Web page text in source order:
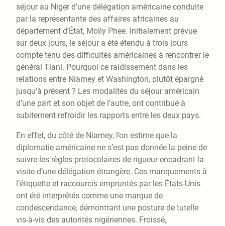
séjour au Niger d’une délégation américaine conduite
par la représentante des affaires africaines au
département d’État, Molly Phee. Initialement prévue
sur deux jours, le séjour a été étendu à trois jours
compte tenu des difficultés américaines à rencontrer le
général Tiani. Pourquoi ce raidissement dans les
relations entre Niamey et Washington, plutôt épargné
jusqu’à présent ? Les modalités du séjour américain
d’une part et son objet de l’autre, ont contribué à
subitement refroidir les rapports entre les deux pays.
En effet, du côté de Niamey, l’on estime que la
diplomatie américaine ne s’est pas donnée la peine de
suivre les règles protocolaires de rigueur encadrant la
visite d’une délégation étrangère. Ces manquements à
l’étiquette et raccourcis empruntés par les États-Unis
ont été interprétés comme une marque de
condescendance, démontrant une posture de tutelle
vis-à-vis des autorités nigériennes. Froissé,